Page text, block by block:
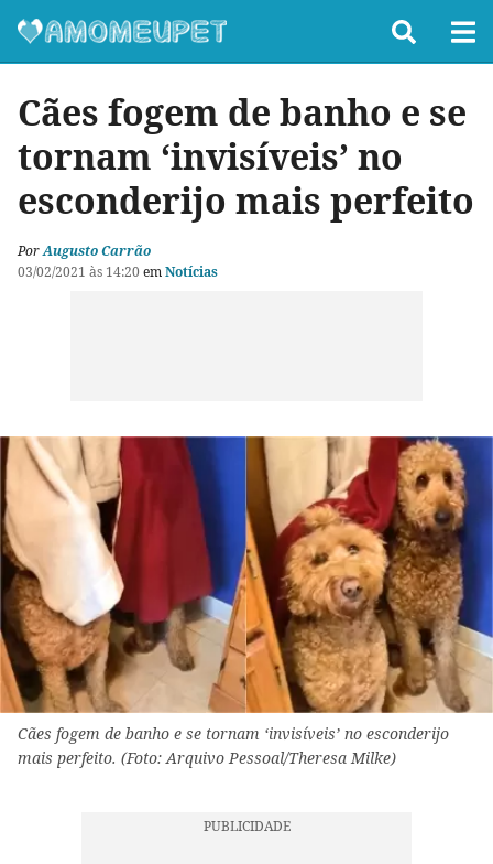
Cães fogem de banho e se
tornam ‘invisíveis’ no
esconderijo mais perfeito
PorAugusto Carrão
03/02/2021 às 14:20 emNotícias
Cães fogem de banho e se tornam ‘invisíveis’ no esconderijo
mais perfeito. (Foto: Arquivo Pessoal/Theresa Milke)